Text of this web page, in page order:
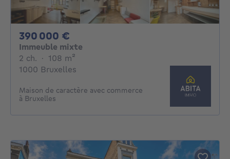
390 000 €
Immeuble mixte
2 ch. 2 chambres
· 108 m²
1000 Bruxelles
Maison de caractère avec commerce
à Bruxelles